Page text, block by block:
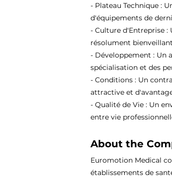
- Plateau Technique :
d'équipements de
- Culture d'Entreprise :
résolument
- Développement : Un
spécialisation et des
- Conditions : Un
attractive et
- Qualité de Vie : Un
entre vie
About the
Euromotion Medical
établissements de